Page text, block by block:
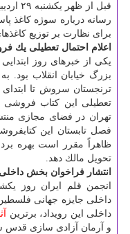
قبل
رسانه درباره سوژه كاغذ
برای نظارت بر توزیع
اعلام احتمال تعطیلی یك
یكی از خبرهای روز
بزرگ خیابان انقلاب بود.
ترنجستان سروش تا
تعطیلی این كتاب فروشی
تهران در فضای مجازی
فصل تابستان این
ظاهراً مقرر است بهره
تحویل مالك دهد.
انتشار فراخوان بخش
انجمن قلم ایران روز
داخلی جایزه جهانی
داخلی این رویداد، برترین
و آرمان آزادی سازی قدس